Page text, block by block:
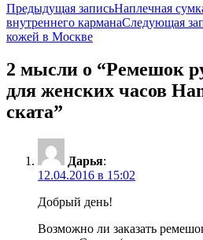
Предыдущая записьНаплечная
внутреннего карманаСледующая
кожей в Москве
2 мысли о “Ремешок
для женских часов
ската”
Дарья:
12.04.2016 в 15:02
Добрый день!
Возможно ли заказать